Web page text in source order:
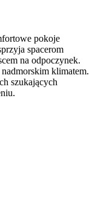
pokoje
spacerom
na odpoczynek.
klimatem.
szukających